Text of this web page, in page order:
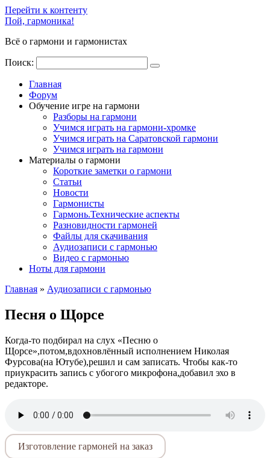
Перейти к контенту
Пой, гармоника!
Всё о гармони и гармонистах
Поиск:
Главная
Форум
Обучение игре на гармони
Разборы на гармони
Учимся играть на гармони-хромке
Учимся играть на Саратовской гармони
Учимся играть на гармони
Материалы о гармони
Короткие заметки о гармони
Cтатьи
Новости
Гармонисты
Гармонь.Технические аспекты
Разновидности гармоней
Файлы для скачивания
Аудиозаписи с гармонью
Видео с гармонью
Ноты для гармони
Главная » Аудиозаписи с гармонью
Песня о Щорсе
Когда-то подбирал на слух «Песню о
Щорсе»,потом,вдохновлённый исполнением Николая
Фурсова(на Ютубе),решил и сам записать. Чтобы как-то
приукрасить запись с убогого микрофона,добавил эхо в
редакторе.
Изготовление гармоней на заказ